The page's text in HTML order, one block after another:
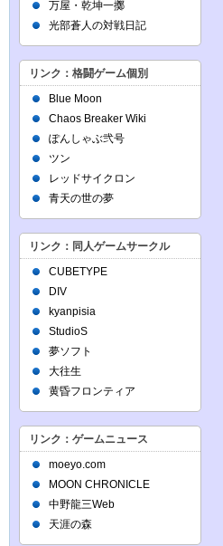
万屋・乾坤一擲
光部蒼人の対戦日記
リンク：格闘ゲーム個別
Blue Moon
Chaos Breaker Wiki
ぽんしゃぶ弐号
ツン
レッドサイクロン
青天の世の夢
リンク：同人ゲームサークル
CUBETYPE
DIV
kyanpisia
StudioS
夢ソフト
大往生
黄昏フロンティア
リンク：ゲームニュース
moeyo.com
MOON CHRONICLE
中野龍三Web
天涯の森